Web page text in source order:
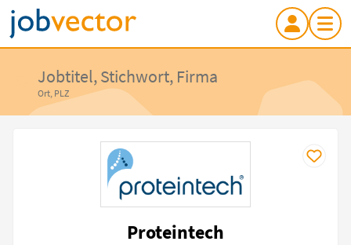
Jobtitel, Stichwort, Firma
Ort, PLZ
Proteintech